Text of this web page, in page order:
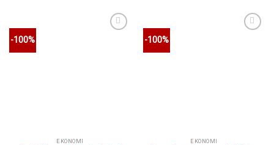
-100%
EKONOMI
-100%
EKONOMI